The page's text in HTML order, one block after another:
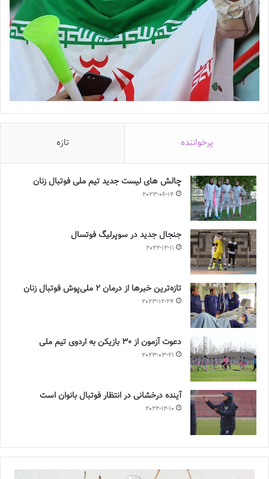
پرخواننده تازه
چالش هاى ليست جدید تيم ملى فوتبال زنان
2023-06-14
جنجال جدید در سوپرلیگ فوتسال
2022-12-11
تازه‌ترین خبرها از درمان ۲ ملی‌پوش فوتبال زنان
2023-12-24
دعوت آزمون از 30 بازیکن به اردوی تیم ملی
2023-03-21
آینده درخشانی در انتظار فوتبال بانوان است
2022-12-10